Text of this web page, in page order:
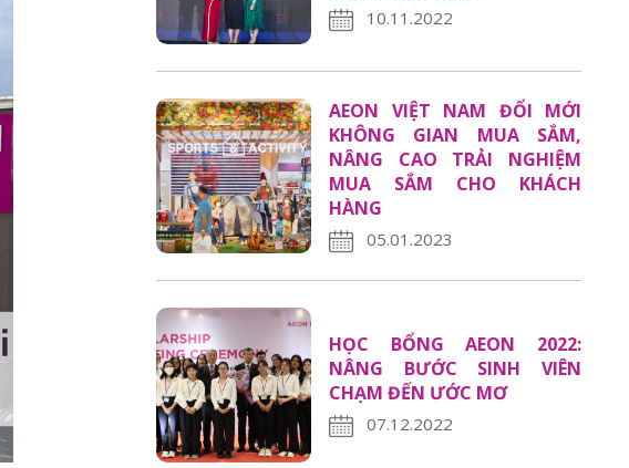
10.11.2022
AEON VIỆT NAM ĐỔI MỚI
KHÔNG GIAN MUA SẮM,
NÂNG CAO TRẢI NGHIỆM
MUA SẮM CHO KHÁCH
HÀNG
05.01.2023
HỌC BỔNG AEON 2022:
NÂNG BƯỚC SINH VIÊN
CHẠM ĐẾN ƯỚC MƠ
07.12.2022